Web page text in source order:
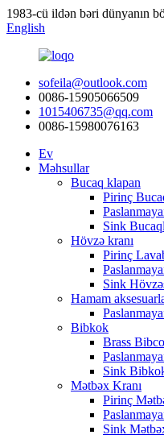
1983-cü ildən bəri dünyanın
English
sofeila@outlook.com
0086-15905066509
1015406735@qq.com
0086-15980076163
Ev
Məhsullar
Bucaq klapan
Pirinç
Sink
Hövzə kranı
Pirinç
Sink
Hamam
Bibkok
Brass
Sink
Mətbəx Kranı
Pirinç
Sink